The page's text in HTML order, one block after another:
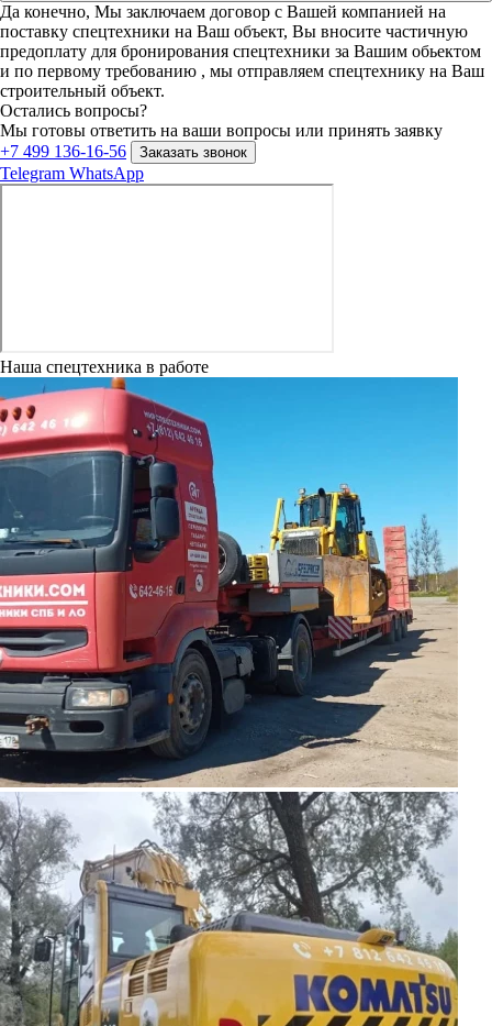
Да конечно, Мы заключаем договор с Вашей компанией на
поставку спецтехники на Ваш объект, Вы вносите частичную
предоплату для бронирования спецтехники за Вашим обьектом
и по первому требованию , мы отправляем спецтехнику на Ваш
строительный объект.
Остались вопросы?
Мы готовы ответить на ваши вопросы или принять заявку
+7 499 136-16-56
Заказать звонок
Telegram WhatsApp
Наша спецтехника в работе